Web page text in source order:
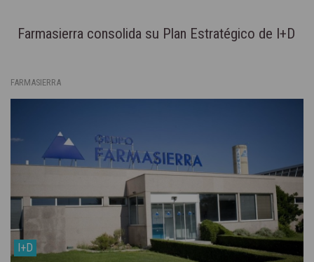
Farmasierra consolida su Plan Estratégico de I+D
FARMASIERRA
I+D